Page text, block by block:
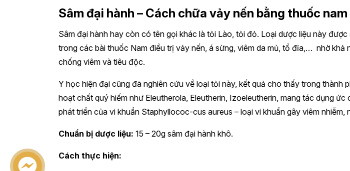
Sâm đại hành – Cách chữa vảy nến bằng thuốc
Sâm đại hành hay còn có tên gọi khác là tỏi Lào, tỏi đỏ. Loại dược liệu này được
trong các bài thuốc Nam điều trị vảy nến, á sừng, viêm da mủ, tổ đỉa,… nhờ khả
chống viêm và tiêu độc.
Y học hiện đại cũng đã nghiên cứu về loại tỏi này, kết quả cho thấy trong thành
hoạt chất quý hiếm như Eleutherola, Eleutherin, Izoeleutherin, mang tác dụng ức
phát triển của vi khuẩn Staphyllococ-cus aureus – loại vi khuẩn gây viêm nhiễm,
Chuẩn bị dược liệu: 15 – 20g sâm đại hành khô.
Cách thực hiện: